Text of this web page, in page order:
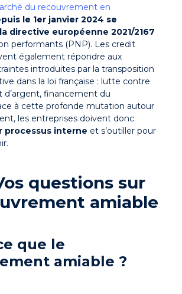
du recouvrement en
le 1er janvier 2024 se
directive européenne 2021/2167
performants (PNP). Les credit
également répondre aux
introduites par la transposition
dans la loi française : lutte contre
d’argent, financement du
à cette profonde mutation autour
les entreprises doivent donc
processus interne et s’outiller pour
questions sur
amiable
que le
amiable ?